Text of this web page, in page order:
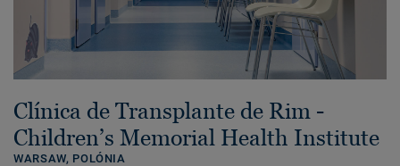
Clínica de Transplante de Rim -
Children’s Memorial Health Institute
WARSAW, POLÓNIA